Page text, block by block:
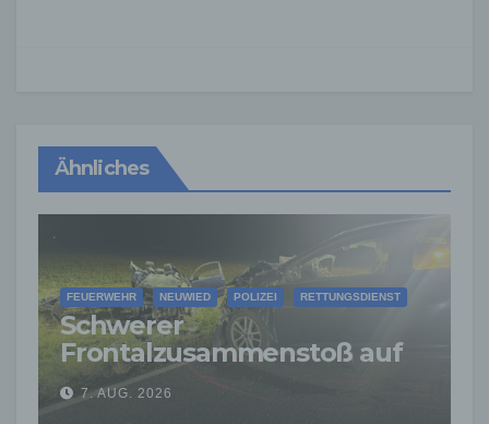
Ähnliches
FEUERWEHR NEUWIED POLIZEI RETTUNGSDIENST
Schwerer
Frontalzusammenstoß auf
der L265: Drei Junge
Menschen sterben
7. AUG. 2026